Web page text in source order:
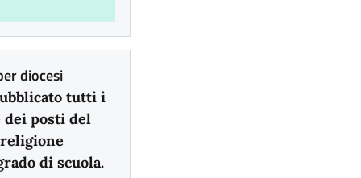
diocesi
tutti i
posti del
di scuola.